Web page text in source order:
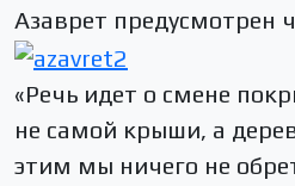
Азаврет предусмотрен
«Речь идет о смене
не самой крыши, а
этим мы ничего не